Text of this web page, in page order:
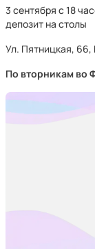
3 сентября с 18
депозит на столы
Ул. Пятницкая, 66,
По вторникам во